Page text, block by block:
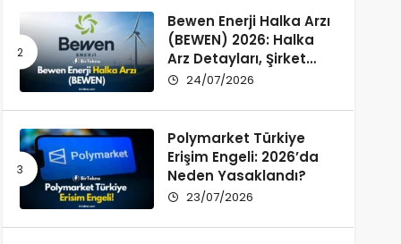
Bewen Enerji Halka Arzı
(BEWEN) 2026: Halka
Arz Detayları, Şirket
Profili ve Fon Kullanımı
24/07/2026
Polymarket Türkiye
Erişim Engeli: 2026’da
Neden Yasaklandı?
23/07/2026